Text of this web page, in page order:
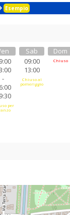
Esempio
-
per
Sab
09:00
13:00
Chiuso al
pomeriggio
Dom
Chiuso